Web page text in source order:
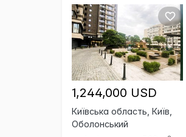
1,244,000 USD
Київська область, Київ,
Оболонський